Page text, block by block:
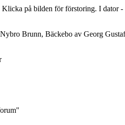
på bilden för förstoring. I dator
Brunn, Bäckebo av Georg